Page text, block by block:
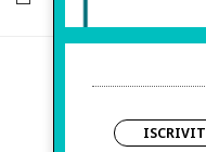
Before
Via
96100